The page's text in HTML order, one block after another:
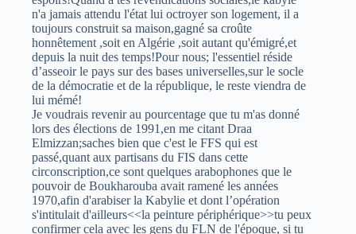
n'a jamais attendu l'état lui octroyer son logement, il a
toujours construit sa maison,gagné sa croûte
honnêtement ,soit en Algérie ,soit autant qu'émigré,et
depuis la nuit des temps!Pour nous; l'essentiel réside
d’asseoir le pays sur des bases universelles,sur le socle
de la démocratie et de la république, le reste viendra de
lui mémé!
Je voudrais revenir au pourcentage que tu m'as donné
lors des élections de 1991,en me citant Draa
Elmizzan;saches bien que c'est le FFS qui est
passé,quant aux partisans du FIS dans cette
circonscription,ce sont quelques arabophones que le
pouvoir de Boukharouba avait ramené les années
1970,afin d'arabiser la Kabylie et dont l’opération
s'intitulait d'ailleurs<<la peinture périphérique>>tu peux
confirmer cela avec les gens du FLN de l'époque, si tu